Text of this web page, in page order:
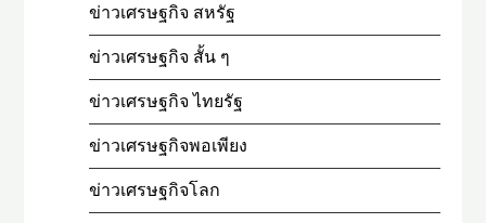
ข่าวเศรษฐกิจ สหรัฐ
ข่าวเศรษฐกิจ สั้น ๆ
ข่าวเศรษฐกิจ ไทยรัฐ
ข่าวเศรษฐกิจพอเพียง
ข่าวเศรษฐกิจโลก